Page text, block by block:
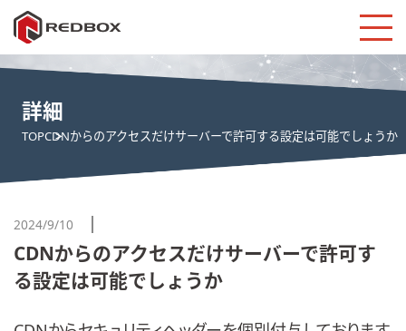
詳細
TOPCDNからのアクセスだけサーバーで許可する設定は可能でしょうか
2024/9/10
CDNからのアクセスだけサーバーで許可す
る設定は可能でしょうか